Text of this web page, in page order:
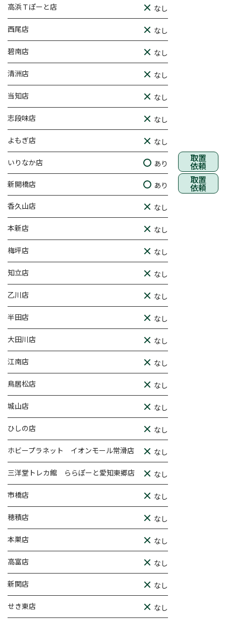
高浜Ｔぽーと店 なし
西尾店 なし
碧南店 なし
清洲店 なし
当知店 なし
志段味店 なし
よもぎ店 なし
いりなか店 あり 取置
依頼
新開橋店 あり 取置
依頼
香久山店 なし
本新店 なし
梅坪店 なし
知立店 なし
乙川店 なし
半田店 なし
大田川店 なし
江南店 なし
鳥居松店 なし
城山店 なし
ひしの店 なし
ホビープラネット イオンモール常滑店 なし
三洋堂トレカ館 ららぽーと愛知東郷店 なし
市橋店 なし
穂積店 なし
本巣店 なし
高富店 なし
新関店 なし
せき東店 なし